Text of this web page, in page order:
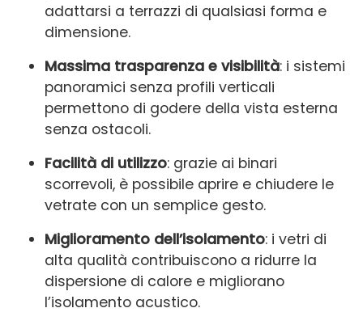
adattarsi a terrazzi di qualsiasi forma e
dimensione.
Massima trasparenza e visibilità: i sistemi
panoramici senza profili verticali
permettono di godere della vista esterna
senza ostacoli.
Facilità di utilizzo: grazie ai binari
scorrevoli, è possibile aprire e chiudere le
vetrate con un semplice gesto.
Miglioramento dell’isolamento: i vetri di
alta qualità contribuiscono a ridurre la
dispersione di calore e migliorano
l’isolamento acustico.